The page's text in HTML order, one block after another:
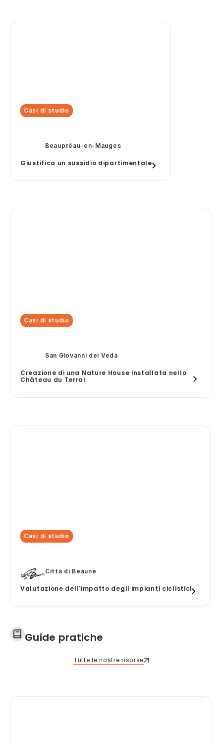
Casi di studio
Beaupréau-en-Mauges
Giustifica un sussidio dipartimentale
Casi di studio
San Giovanni dei Veda
Creazione di una Nature House installata nello
Château du Terral
Casi di studio
Città di Beaune
Valutazione dell'impatto degli impianti ciclistici
Guide pratiche
Tutte le nostre risorse